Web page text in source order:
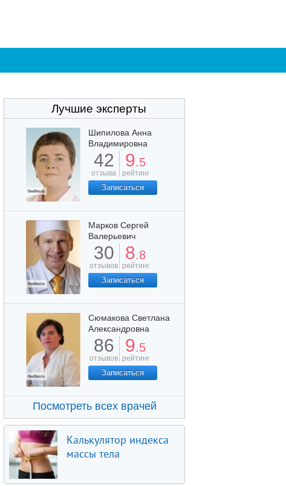
Лучшие эксперты
Шипилова Анна
Владимировна
42
отзыва
9.5
рейтинг
Записаться
Марков Сергей
Валерьевич
30
отзывов
8.8
рейтинг
Записаться
Сюмакова Светлана
Александровна
86
отзывов
9.5
рейтинг
Записаться
Посмотреть всех врачей
Калькулятор индекса
массы тела